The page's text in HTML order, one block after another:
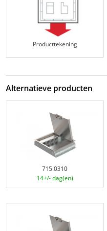
Producttekening
Alternatieve producten
715.0310
14+/- dag(en)